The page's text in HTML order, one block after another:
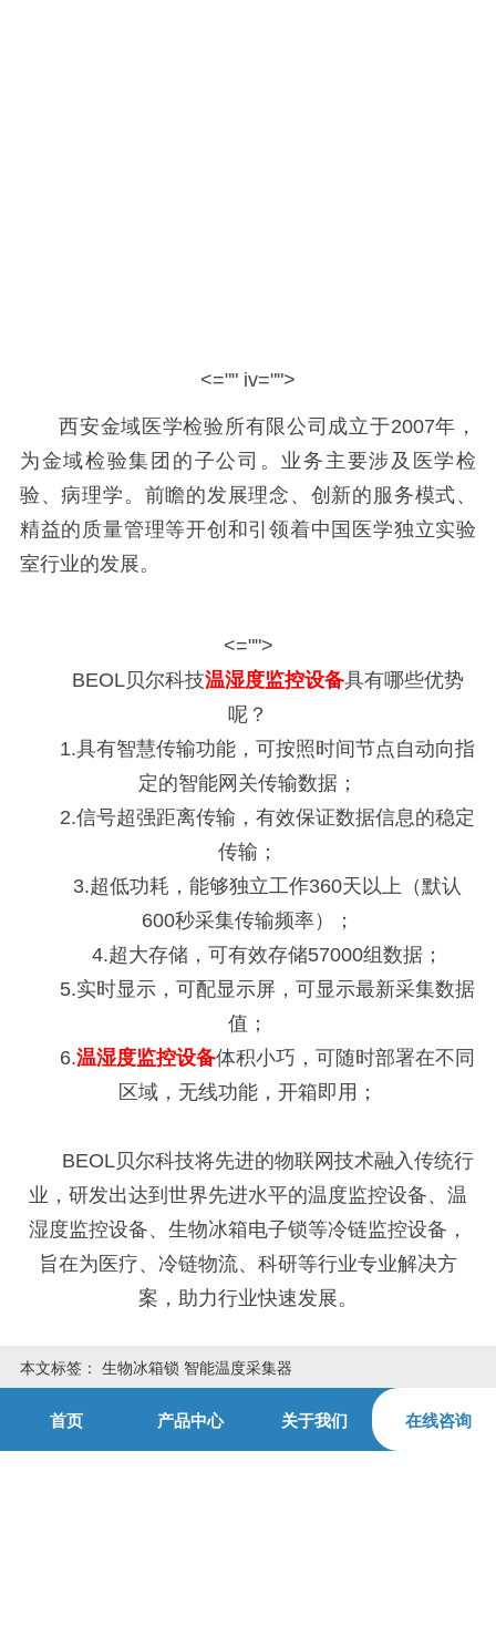
<="" iv="">
西安金域医学检验所有限公司成立于2007年，
为金域检验集团的子公司。业务主要涉及医学检
验、病理学。前瞻的发展理念、创新的服务模式、
精益的质量管理等开创和引领着中国医学独立实验
室行业的发展。
<="">
BEOL贝尔科技温湿度监控设备具有哪些优势
呢？
1.具有智慧传输功能，可按照时间节点自动向指
定的智能网关传输数据；
2.信号超强距离传输，有效保证数据信息的稳定
传输；
3.超低功耗，能够独立工作360天以上 （默认
600秒采集传输频率）
；
4.超大存储 ，可有效存储57000组数据 ；
5.实时显示，可配显示屏，可显示最新采集数据
值；
6.温湿度监控设备体积小巧，可随时部署在不同
区域，无线功能，开箱即用；
BEOL贝尔科技将先进的物联网技术融入传统行
业，研发出达到世界先进水平的温度监控设备、温
湿度监控设备、生物冰箱电子锁等冷链监控设备 ，
旨在为医疗、冷链物流、 科研等行业专业解决方
案，助力行业快速发展。
本文标签： 生物冰箱锁 智能温度采集器
上一篇:
贝尔科技温湿度监控系统，精准赋能湘南学院附
属医院24.12.2
首页 产品中心 关于我们 在线咨询